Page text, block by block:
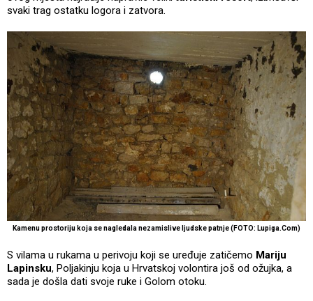
svaki trag ostatku logora i zatvora.
Kamenu prostoriju koja se nagledala nezamislive ljudske patnje (FOTO: Lupiga.Com)
S vilama u rukama u perivoju koji se uređuje zatičemo Mariju
Lapinsku, Poljakinju koja u Hrvatskoj volontira još od ožujka, a
sada je došla dati svoje ruke i Golom otoku.